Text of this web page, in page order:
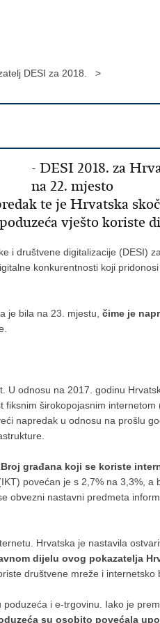
DESI za 2018. >
- DESI 2018. za
na 22. mjesto
te je Hrvatska
vješto koriste
i društvene digitalizacije (DESI)
konkurentnosti koji
je bila na 23. mjestu, čime je
U odnosu na 2017. godinu
širokopojasnim
napredak u odnosu na prošlu
Broj građana koji se koriste
povećan je s 2,7% na 3,3%,
obvezni nastavni predmeta
Hrvatska je nastavila
dijelu ovog pokazatelja
društvene mreže i internetsko
poduzeća i e-trgovinu. Iako je
su osobito povećala